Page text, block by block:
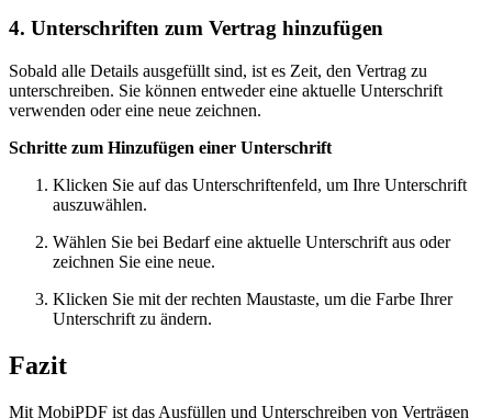
4. Unterschriften zum Vertrag hinzufügen
Sobald alle Details ausgefüllt sind, ist es Zeit, den Vertrag zu
unterschreiben. Sie können entweder eine aktuelle Unterschrift
verwenden oder eine neue zeichnen.
Schritte zum Hinzufügen einer Unterschrift
Klicken Sie auf das Unterschriftenfeld, um Ihre Unterschrift
auszuwählen.
Wählen Sie bei Bedarf eine aktuelle Unterschrift aus oder
zeichnen Sie eine neue.
Klicken Sie mit der rechten Maustaste, um die Farbe Ihrer
Unterschrift zu ändern.
Fazit
Mit MobiPDF ist das Ausfüllen und Unterschreiben von Verträgen